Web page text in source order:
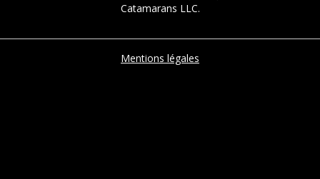
Catamarans LLC.
Mentions légales